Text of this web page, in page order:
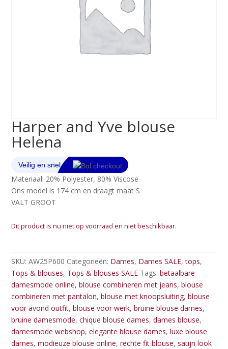
Harper and Yve blouse
Helena
Materiaal: 20% Polyester, 80% Viscose
Ons model is 174 cm en draagt maat S
VALT GROOT
Dit product is nu niet op voorraad en niet beschikbaar.
SKU:AW25P600 Categorieën: Dames, Dames SALE,tops,
Tops & blouses, Tops & blouses SALE Tags:betaalbare
damesmode online,blouse combineren met jeans,blouse
combineren met pantalon,blouse met knoopsluiting,blouse
voor avond outfit,blouse voor werk,bruine blouse dames,
bruine damesmode,chique blouse dames,dames blouse,
damesmode webshop,elegante blouse dames,luxe blouse
dames,modieuze blouse online,rechte fit blouse,satijn look